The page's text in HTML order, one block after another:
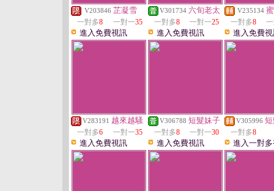
V203846 芷凝雪
一對多8 一對一35
進入免費視訊
V301734 六旬老太
一對多8 一對一25
進入免費視訊
V235134
一對多8
進入免費
V283191 越來越騷
一對多6 一對一35
進入免費視訊
V306788 短髮妹子
一對多8 一對一30
進入免費視訊
V305996
一對多8
進入一對